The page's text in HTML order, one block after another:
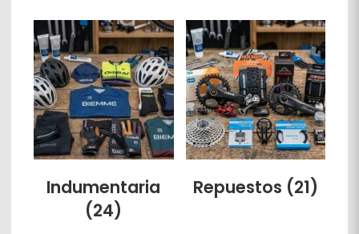
Indumentaria
(24)
Repuestos (21)